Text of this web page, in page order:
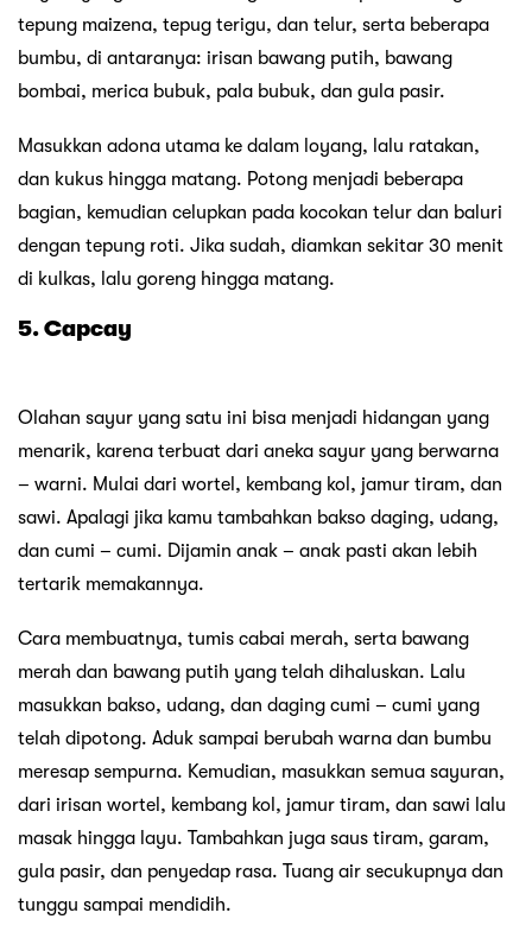
tepung maizena, tepug terigu, dan telur, serta beberapa
bumbu, di antaranya: irisan bawang putih, bawang
bombai, merica bubuk, pala bubuk, dan gula pasir.
Masukkan adona utama ke dalam loyang, lalu ratakan,
dan kukus hingga matang. Potong menjadi beberapa
bagian, kemudian celupkan pada kocokan telur dan baluri
dengan tepung roti. Jika sudah, diamkan sekitar 30 menit
di kulkas, lalu goreng hingga matang.
5. Capcay
Olahan sayur yang satu ini bisa menjadi hidangan yang
menarik, karena terbuat dari aneka sayur yang berwarna
– warni. Mulai dari wortel, kembang kol, jamur tiram, dan
sawi. Apalagi jika kamu tambahkan bakso daging, udang,
dan cumi – cumi. Dijamin anak – anak pasti akan lebih
tertarik memakannya.
Cara membuatnya, tumis cabai merah, serta bawang
merah dan bawang putih yang telah dihaluskan. Lalu
masukkan bakso, udang, dan daging cumi – cumi yang
telah dipotong. Aduk sampai berubah warna dan bumbu
meresap sempurna. Kemudian, masukkan semua sayuran,
dari irisan wortel, kembang kol, jamur tiram, dan sawi lalu
masak hingga layu. Tambahkan juga saus tiram, garam,
gula pasir, dan penyedap rasa. Tuang air secukupnya dan
tunggu sampai mendidih.